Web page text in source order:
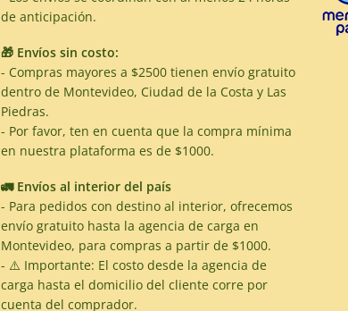
de anticipación.
🎁 Envíos sin costo:
- Compras mayores a $2500 tienen envío gratuito
dentro de Montevideo, Ciudad de la Costa y Las
Piedras.
- Por favor, ten en cuenta que la compra mínima
en nuestra plataforma es de $1000.
🚛 Envíos al interior del país
- Para pedidos con destino al interior, ofrecemos
envío gratuito hasta la agencia de carga en
Montevideo, para compras a partir de $1000.
- ⚠️ Importante: El costo desde la agencia de
carga hasta el domicilio del cliente corre por
cuenta del comprador.